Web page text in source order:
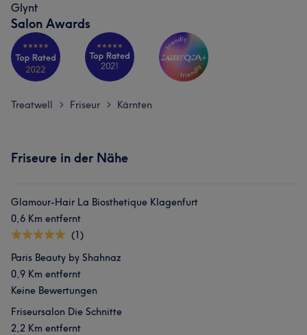
Glynt
Salon Awards
Treatwell > Friseur > Kärnten
Friseure in der Nähe
Glamour-Hair La Biosthetique Klagenfurt
0,6 Km entfernt
(1)
Paris Beauty by Shahnaz
0,9 Km entfernt
Keine Bewertungen
Friseursalon Die Schnitte
2,2 Km entfernt